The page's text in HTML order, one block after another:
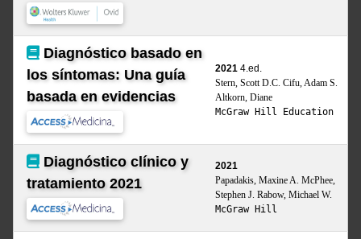
Diagnóstico basado en
los síntomas: Una guía
basada en evidencias
2021 4.ed.
Stern, Scott D.C. Cifu, Adam S.
Altkorn, Diane
McGraw Hill Education
Diagnóstico clínico y
tratamiento 2021
2021
Papadakis, Maxine A. McPhee,
Stephen J. Rabow, Michael W.
McGraw Hill